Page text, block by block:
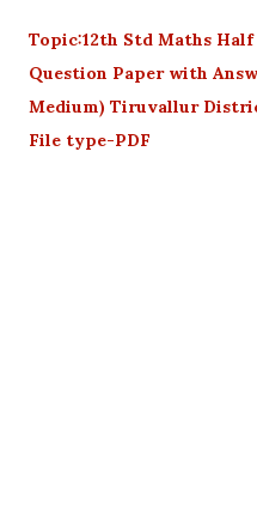
Topic:12th Std Maths
Question Paper with
Medium) Tiruvallur
File type-PDF